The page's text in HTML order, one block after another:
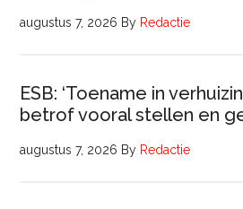
augustus 7, 2026 By Redactie
ESB: ‘Toename in
betrof vooral stellen en
augustus 7, 2026 By Redactie